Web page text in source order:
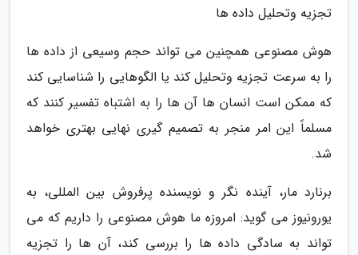
تجزیه وتحلیل داده ها
هوش مصنوعی همچنین می تواند حجم وسیعی از داده ها
را به سرعت تجزیه وتحلیل کند یا الگوهایی را شناسایی کند
که ممکن است انسان ها آن ها را به اشتباه تفسیر کنند که
مسلماً این امر منجر به تصمیم گیری نهایی بهتری خواهد
شد.
برنارد مار، آینده نگر و نویسنده پرفروش بین المللی، به
یورونیوز می گوید: امروزه ما هوش مصنوعی را داریم که می
تواند به سادگی داده ها را بررسی کند، آن ها را تجزیه